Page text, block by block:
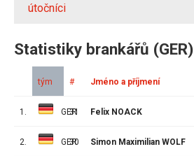
útočníci
Statistiky brankářů (GER)
tým # Jméno a příjmení
1. GER
31 Felix NOACK
2. GER
30 Simon Maximilian WOLF